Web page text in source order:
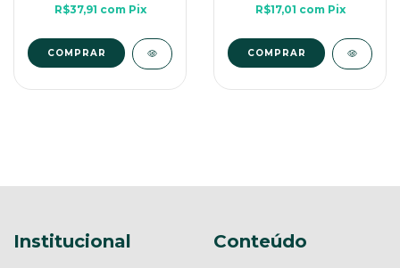
R$37,91 com Pix
COMPRAR
R$17,01 com Pix
COMPRAR
Institucional Conteúdo